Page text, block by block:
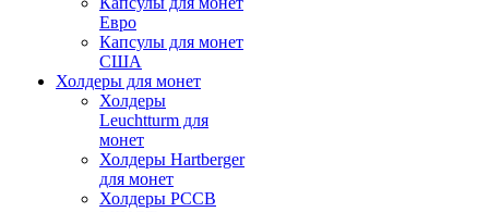
Евро
Капсулы для монет
США
Холдеры для монет
Холдеры
Leuchtturm для
монет
Холдеры Hartberger
для монет
Холдеры PCCB